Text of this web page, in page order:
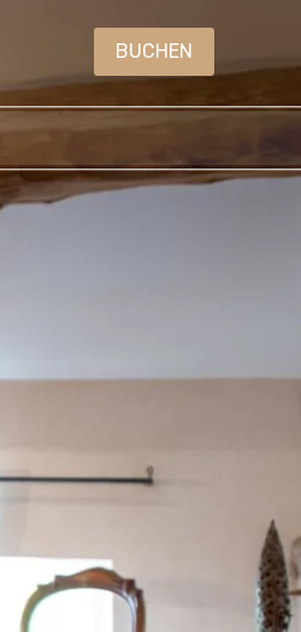
BUCHEN